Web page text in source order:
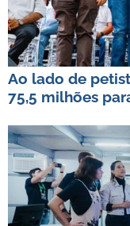
Ao lado de
75,5 milhões